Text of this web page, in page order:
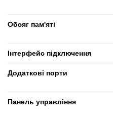
Обсяг пам'яті
Інтерфейс підключення
Додаткові порти
Панель управління